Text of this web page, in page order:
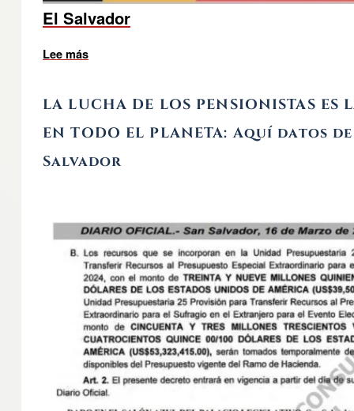
El Salvador
Lee más
LA LUCHA DE LOS PENSIONISTAS ES
EN TODO EL PLANETA: Aquí datos
Salvador